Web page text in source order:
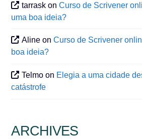
tarrask onCurso de Scrivener
uma boa ideia?
Aline onCurso de Scrivener
boa ideia?
Telmo on Elegia a uma cidade
catástrofe
ARCHIVES